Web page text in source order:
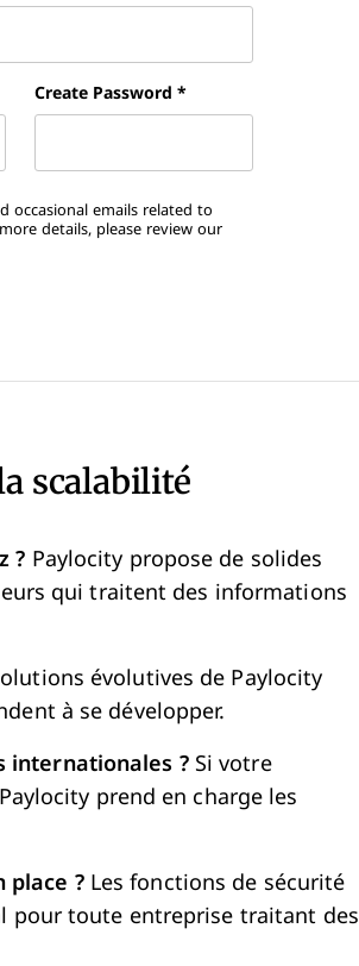
Create Password *
occasional emails related to
details, please review our
scalabilité
? Paylocity propose de solides
qui traitent des informations
évolutives de Paylocity
à se développer.
internationales ?Si votre
prend en charge les
place ?Les fonctions de sécurité
pour toute entreprise traitant des